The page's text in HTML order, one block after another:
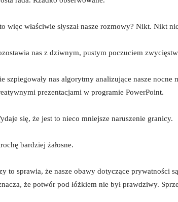
więc właściwie słyszał nasze rozmowy? Nikt. Nikt nic
nas z dziwnym, pustym poczuciem
szpiegowały nas algorytmy analizujące nasze
prezentacjami w programie PowerPoint.
się, że jest to nieco mniejsze naruszenie granicy.
bardziej żałosne.
to sprawia, że ​​nasze obawy dotyczące prywatności
że ​​potwór pod łóżkiem nie był prawdziwy.